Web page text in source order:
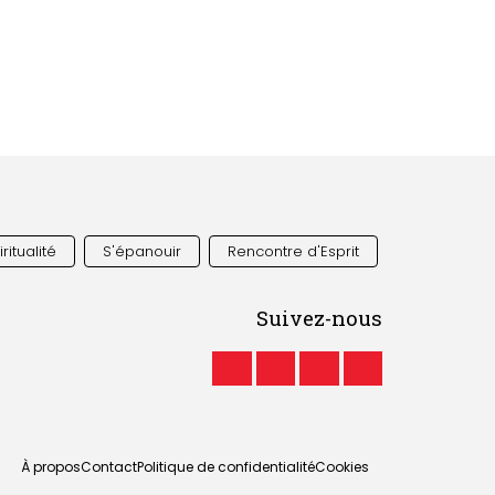
S'épanouir Rencontre d'Esprit
Suivez-nous
À proposContactPolitique de confidentialitéCookies